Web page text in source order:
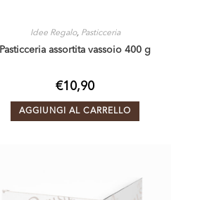
Idee Regalo, Pasticceria
Pasticceria assortita vassoio 400 g
€10,90
AGGIUNGI AL CARRELLO